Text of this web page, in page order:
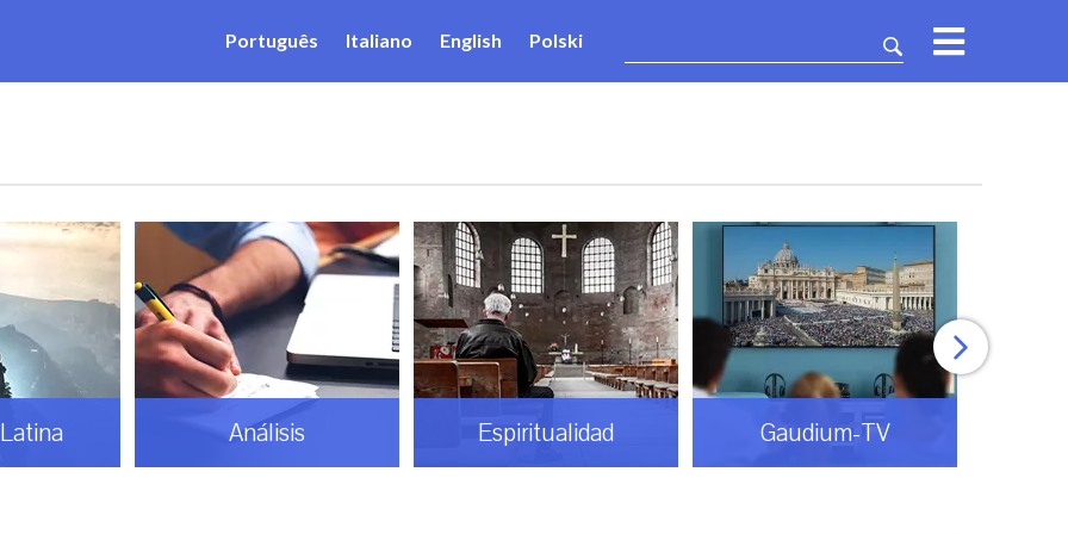
Português Italiano English Polski
Análisis Espiritualidad Gaudium-TV